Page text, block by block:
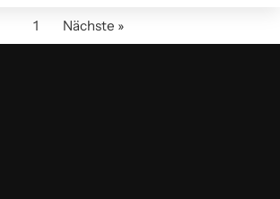
1 Nächste »